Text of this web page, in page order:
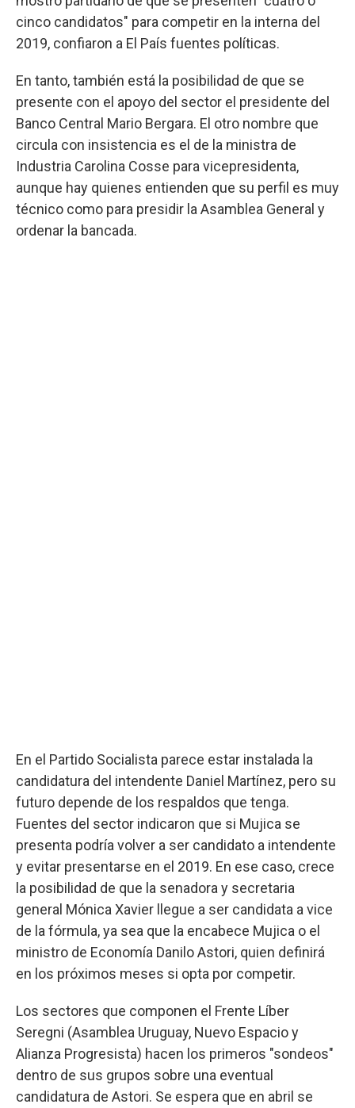
cinco candidatos" para competir en la interna del
2019, confiaron a El País fuentes políticas.
En tanto, también está la posibilidad de que se
presente con el apoyo del sector el presidente del
Banco Central Mario Bergara. El otro nombre que
circula con insistencia es el de la ministra de
Industria Carolina Cosse para vicepresidenta,
aunque hay quienes entienden que su perfil es muy
técnico como para presidir la Asamblea General y
ordenar la bancada.
En el Partido Socialista parece estar instalada la
candidatura del intendente Daniel Martínez, pero su
futuro depende de los respaldos que tenga.
Fuentes del sector indicaron que si Mujica se
presenta podría volver a ser candidato a intendente
y evitar presentarse en el 2019. En ese caso, crece
la posibilidad de que la senadora y secretaria
general Mónica Xavier llegue a ser candidata a vice
de la fórmula, ya sea que la encabece Mujica o el
ministro de Economía Danilo Astori, quien definirá
en los próximos meses si opta por competir.
Los sectores que componen el Frente Líber
Seregni (Asamblea Uruguay, Nuevo Espacio y
Alianza Progresista) hacen los primeros "sondeos"
dentro de sus grupos sobre una eventual
candidatura de Astori. Se espera que en abril se